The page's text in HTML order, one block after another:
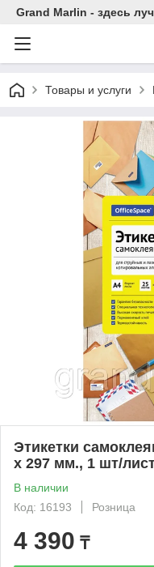
Grand Marlin - здесь
Товары и услуги
Этикетки
х 297 мм., 1 шт/
В наличии
Код: 16193
Розница
4 390 ₸